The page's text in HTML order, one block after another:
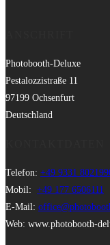
Photobooth-Deluxe
Pestalozzistraße 11
97199 Ochsenfurt
Deutschland
Telefon: +49 9331
Mobil: +49 177 6506111
E-Mail:
Web: www.photobooth-